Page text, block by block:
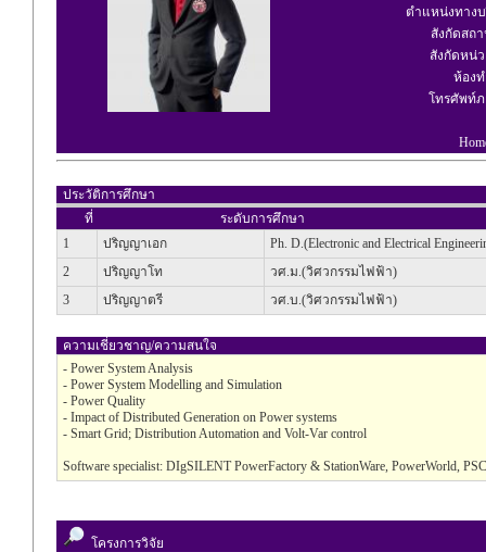
ตำแหน่งทาง
สังกัดสถ
สังกัดหน่
ห้อง
โทรศัพท์
ประวัติการศึกษา
ที่
ระดับการศึกษา
1
ปริญญาเอก
Ph. D.(Electronic and Electrical
2
ปริญญาโท
วศ.ม.(วิศวกรรมไฟฟ้า)
3
ปริญญาตรี วศ.บ.(วิศวกรรมไฟฟ้า)
ความเชี่ยวชาญ/ความสนใจ
- Power System Analysis
- Power System Modelling and Simulation
- Power Quality
- Impact of Distributed Generation on Power systems
- Smart Grid; Distribution Automation and Volt-Var control
Software specialist: DIgSILENT PowerFactory & StationWare, PowerWorld,
โครงการวิจัย